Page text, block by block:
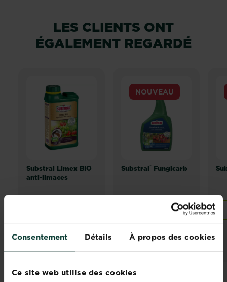
Consentement Détails À propos des cookies
Ce site web utilise des cookies
LES CLIENTS ONT
ÉGALEMENT REGARDÉ
Substral Limex BIO
anti-limaces
Substral® Fungicarb
Points de vente
NOUVEAU